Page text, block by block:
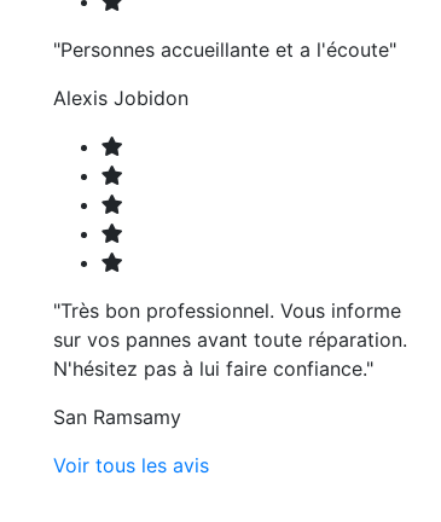
"Personnes accueillante et a l'écoute"
Alexis Jobidon
"Très bon professionnel. Vous informe
sur vos pannes avant toute réparation.
N'hésitez pas à lui faire confiance."
San Ramsamy
Voir tous les avis